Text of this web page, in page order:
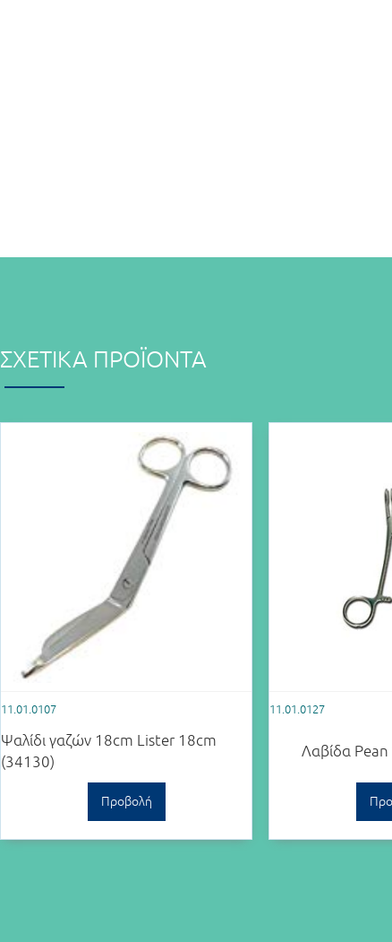
ΣΧΕΤΙΚΆ ΠΡΟΪΌΝΤΑ
11.01.0107
Ψαλίδι γαζών 18cm Lister 18cm
(34130)
Προβολή
11.01.0127
Λαβίδα